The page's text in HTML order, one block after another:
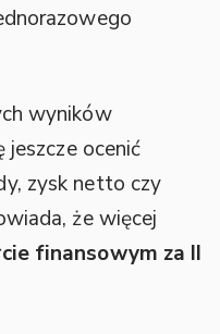
wyników
jeszcze ocenić
zysk netto czy
że więcej
finansowym za II